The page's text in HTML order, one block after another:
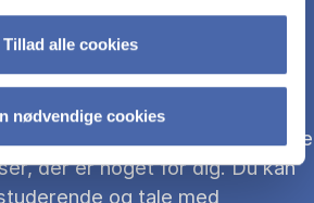
Tillad alle cookies
nødvendige cookies
ind på en bacheloruddannelse
Hus, hvor du kan blive klogere
der er noget for dig. Du kan
og tale med